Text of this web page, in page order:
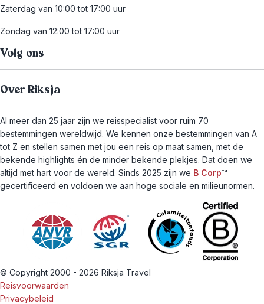
Zaterdag van 10:00 tot 17:00 uur
Zondag van 12:00 tot 17:00 uur
Volg ons
Over Riksja
Al meer dan 25 jaar zijn we reisspecialist voor ruim 70
bestemmingen wereldwijd. We kennen onze bestemmingen van A
tot Z en stellen samen met jou een reis op maat samen, met de
bekende highlights én de minder bekende plekjes. Dat doen we
altijd met hart voor de wereld. Sinds 2025 zijn we B Corp™
gecertificeerd en voldoen we aan hoge sociale en milieunormen.
© Copyright 2000 - 2026 Riksja Travel
Reisvoorwaarden
Privacybeleid